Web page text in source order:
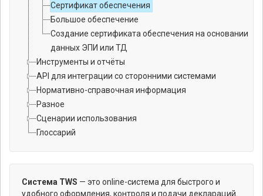
Сертификат обеспечения
Большое обеспечение
Создание сертификата обеспечения на основании
данных ЭПИ или ТД
Инструменты и отчёты
API для интеграции со сторонними системами
Нормативно-справочная информация
Разное
Сценарии использования
Глоссарий
Система TWS — это online-система для быстрого и
удобного оформления, контроля и подачи деклараций.